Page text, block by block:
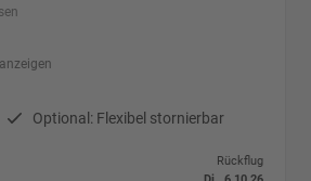
Optional: Flexibel stornierbar
Rückflug